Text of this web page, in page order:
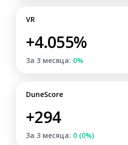
VR
+4.055%
За 3 месяца: 0%
DuneScore
+294
За 3 месяца: 0 (0%)